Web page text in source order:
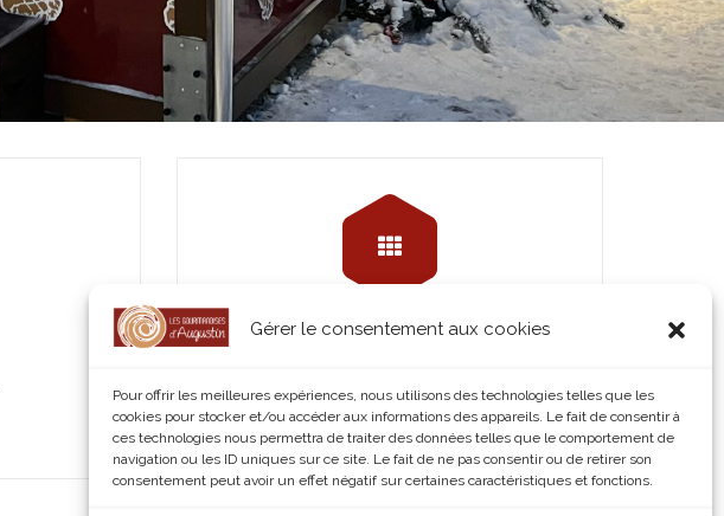
Gérer le consentement aux cookies
Pour offrir les meilleures expériences, nous utilisons des technologies telles que les
cookies pour stocker et/ou accéder aux informations des appareils. Le fait de consentir à
ces technologies nous permettra de traiter des données telles que le comportement de
navigation ou les ID uniques sur ce site. Le fait de ne pas consentir ou de retirer son
consentement peut avoir un effet négatif sur certaines caractéristiques et fonctions.
©Waffle King
Read More